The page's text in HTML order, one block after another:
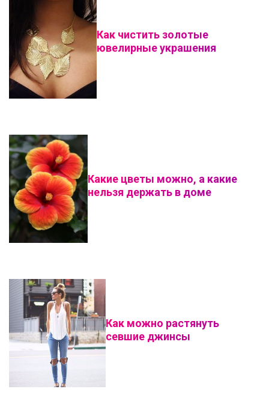
Как чистить золотые
ювелирные украшения
Какие цветы можно, а какие
нельзя держать в доме
Как можно растянуть
севшие джинсы